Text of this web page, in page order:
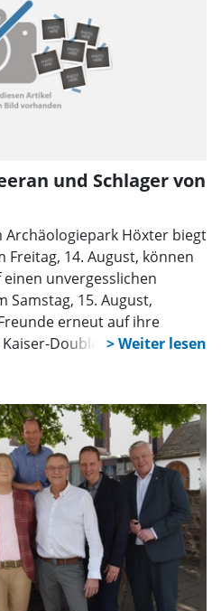
und Schlager von
Archäologiepark Höxter biegt
Freitag, 14. August, können
einen unvergesslichen
Samstag, 15. August,
erneut auf ihre
Double erwartet wird.